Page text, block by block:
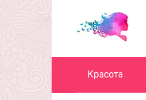
Красота